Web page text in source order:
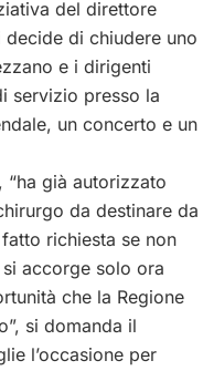
del direttore
decide di chiudere uno
e i dirigenti
servizio presso la
un concerto e un
“ha già autorizzato
da destinare da
richiesta se non
accorge solo ora
che la Regione
si domanda il
l’occasione per